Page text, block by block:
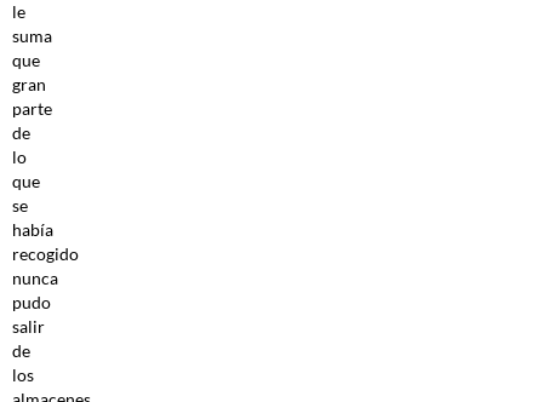
le
suma
que
gran
parte
de
lo
que
se
había
recogido
nunca
pudo
salir
de
los